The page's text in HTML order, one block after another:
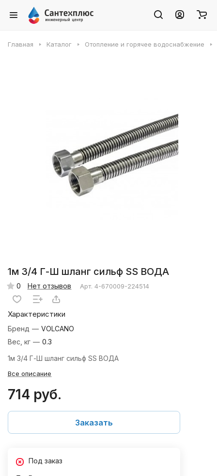
Главная Каталог Отопление и горячее водоснабжение
1м 3/4 Г-Ш шланг сильф SS ВОДА
0 Нет отзывов Арт. 4-670009-224514
Характеристики
Бренд — VOLCANO
Вес, кг — 0.3
1м 3/4 Г-Ш шланг сильф SS ВОДА
Все описание
714 руб.
Заказать
Под заказ